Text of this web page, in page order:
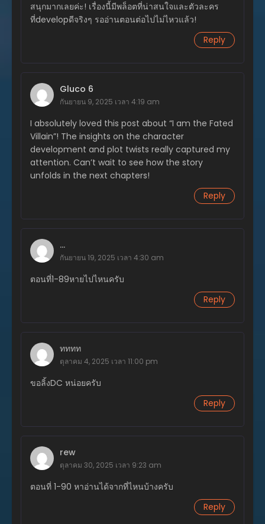
ตอนที่ 287
ตุลาคม 23, 2025
ตอนที่ 285
ตุลาคม 21, 2025
ตุลาคม 8, 2025
ตอนที่ 283
ตุลาคม 7, 2025
กันยายน 24, 2025
ตอนที่ 280
กันยายน 24, 2025
ตอนที่ 278
กันยายน 11, 2025
กันยายน 11, 2025
สิงหาคม 29, 2025
สิงหาคม 28, 2025
สนุกมากเลยค่ะ! เรื่องนี้มีพล็อตที่น่าสนใจและตัวละคร
ที่developดีจริงๆ รออ่านตอนต่อไปไม่ไหวแล้ว!
Reply
Gluco 6
กันยายน 9, 2025 เวลา 4:19 am
I absolutely loved this post about “I am the Fated
Villain”! The insights on the character
development and plot twists really captured my
attention. Can’t wait to see how the story
unfolds in the next chapters!
Reply
...
กันยายน 19, 2025 เวลา 4:30 am
ตอนที่1-89หายไปไหนครับ
Reply
ทททท
ตุลาคม 4, 2025 เวลา 11:00 pm
ขอลิ้งDC หน่อยครับ
Reply
rew
ตุลาคม 30, 2025 เวลา 9:23 am
ตอนที่ 1-90 หาอ่านได้จากที่ไหนบ้างครับ
Reply